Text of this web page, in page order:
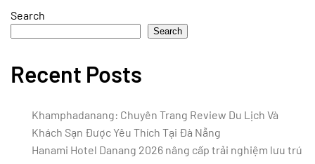
Search
Search
Recent Posts
Khamphadanang: Chuyên Trang Review Du Lịch Và
Khách Sạn Được Yêu Thích Tại Đà Nẵng
Hanami Hotel Danang 2026 nâng cấp trải nghiệm lưu trú